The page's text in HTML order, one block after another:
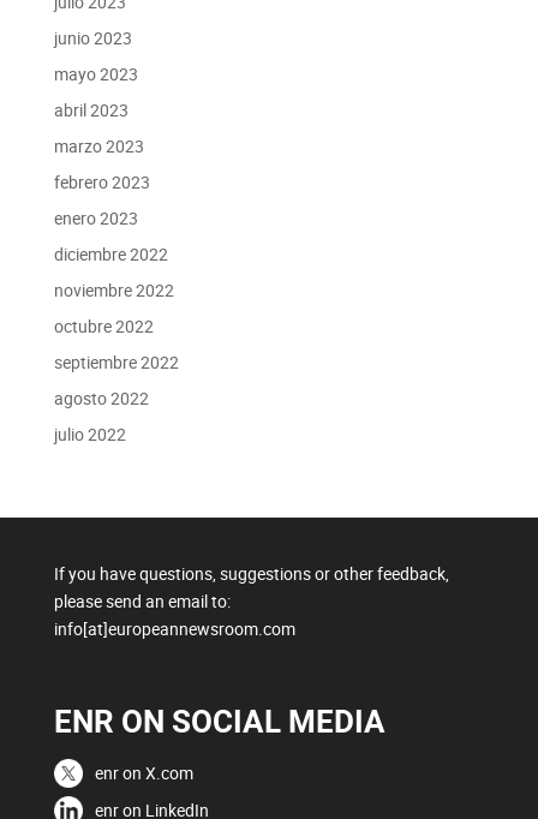
junio 2023
mayo 2023
abril 2023
marzo 2023
febrero 2023
enero 2023
diciembre 2022
noviembre 2022
octubre 2022
septiembre 2022
agosto 2022
julio 2022
If you have questions, suggestions or other feedback,
please send an email to:
info[at]europeannewsroom.com
ENR ON SOCIAL MEDIA
enr on X.com
enr on LinkedIn